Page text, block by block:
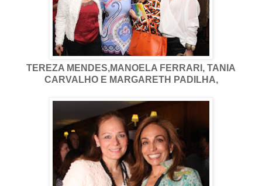
TEREZA MENDES,MANOELA FERRARI, TANIA
CARVALHO E MARGARETH PADILHA,